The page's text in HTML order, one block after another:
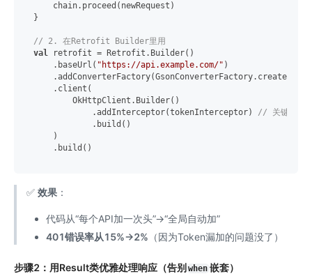
    chain.proceed(newRequest)
}
// 2. 在Retrofit Builder里用
val retrofit = Retrofit.Builder()
    .baseUrl(
"https://api.example.com/" )
    .addConverterFactory(GsonConverterFactory.create())
    .client(
        OkHttpClient.Builder()
            .addInterceptor(tokenInterceptor)
// 关键！统
            .build()
    )
✅ 效果：
代码从“每个API加一次头”→“全局自动加”
401错误率从15%→2% （因为Token漏加的问题没了）
步骤2：用Result类优雅处理响应（告别when 嵌套）